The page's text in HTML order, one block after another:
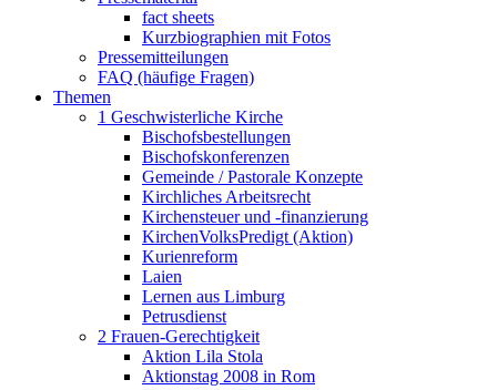
fact sheets
Kurzbiographien mit Fotos
Pressemitteilungen
FAQ (häufige Fragen)
Themen
1 Geschwisterliche Kirche
Bischofsbestellungen
Bischofskonferenzen
Gemeinde / Pastorale Konzepte
Kirchliches Arbeitsrecht
Kirchensteuer und -finanzierung
KirchenVolksPredigt (Aktion)
Kurienreform
Laien
Lernen aus Limburg
Petrusdienst
2 Frauen-Gerechtigkeit
Aktion Lila Stola
Aktionstag 2008 in Rom